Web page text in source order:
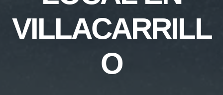
VILLACARRILL
O